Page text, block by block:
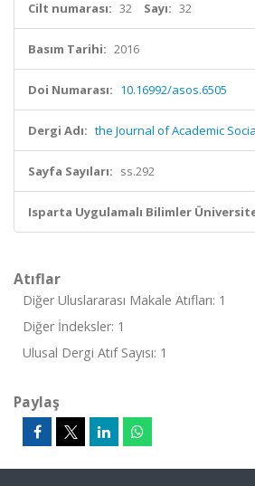
Cilt numarası: 32 Sayı: 32
Basım Tarihi: 2016
Doi Numarası: 10.16992/asos.6505
Dergi Adı: the Journal of Academic
Sayfa Sayıları: ss.292
Isparta Uygulamalı Bilimler
Atıflar
Diğer Uluslararası Makale Atıfları: 1
Diğer İndeksler: 1
Ulusal Dergi Atıf Sayısı: 1
Paylaş